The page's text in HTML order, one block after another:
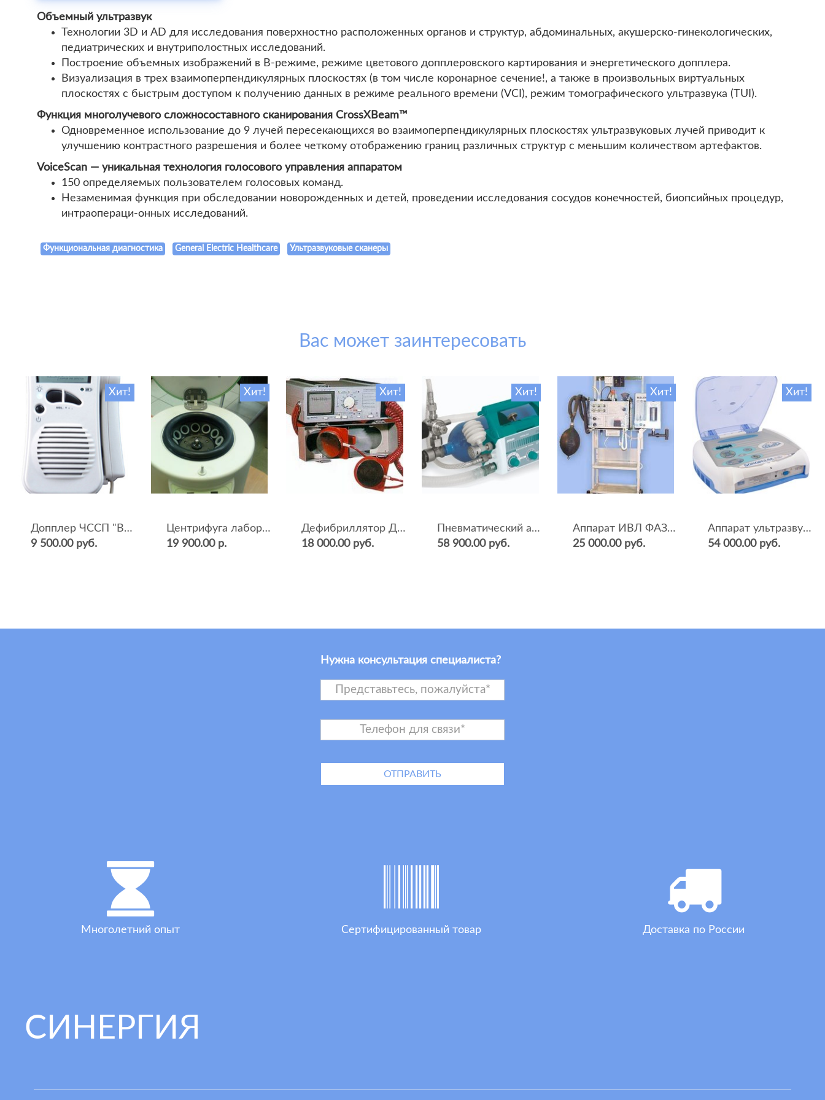
Объемный ультразвук
Технологии 3D и AD для исследования поверхностно расположенных органов и структур, абдоминальных, акушерско-гинекологических,
педиатрических и внутриполостных исследований.
Построение объемных изображений в В-режиме, режиме цветового допплеровского картирования и энергетического допплера.
Визуализация в трех взаимоперпендикулярных плоскостях (в том числе коронарное сечение!, а также в произвольных виртуальных
плоскостях с быстрым доступом к получению данных в режиме реального времени (VCI), режим томографического ультразвука (TUI).
Функция многолучевого сложносоставного сканирования CrossXBeam™
Одновременное использование до 9 лучей пересекающихся во взаимоперпендикулярных плоскостях ультразвуковых лучей приводит к
улучшению контрастного разрешения и более четкому отображению границ различных структур с меньшим количеством артефактов.
VoiceScan — уникальная технология голосового управления аппаратом
150 определяемых пользователем голосовых команд.
Незаменимая функция при обследовании новорожденных и детей, проведении исследования сосудов конечностей, биопсийных процедур,
интраопераци-онных исследований.
Функциональная диагностика General Electric Healthcare Ультразвуковые сканеры
Вас может заинтересовать
Хит!
Допплер ЧССП "BF-500++" (фетальный, ультразвуковой)
9 500.00 руб.
Хит!
Центрифуга лабораторная СМ-12 (4000 об.мин, 12 пробирок)
19 900.00 р.
Хит!
Дефибриллятор ДКИ-Н-04
18 000.00 руб.
Хит!
Пневматический аппарат ИВЛ и оксигенотерапии портативный АИВЛп-2/20-«ТМТ»
58 900.00 руб.
Хит!
Аппарат ИВЛ ФАЗА-5НР
25 000.00 руб.
Хит!
Аппарат ультразвуковой терапии Sonopulse (мультичастотный 1 и 3 Мгц)
54 000.00 руб.
Нужна консультация специалиста?
Многолетний опыт Сертифицированный товар Доставка по России
СИНЕРГИЯ